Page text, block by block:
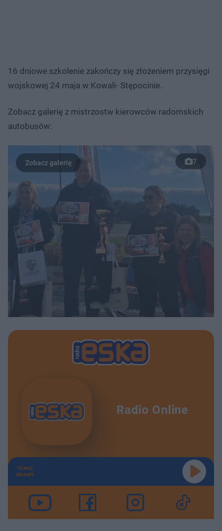
16 dniowe szkolenie zakończy się złożeniem przysięgi
wojskowej 24 maja w Kowali- Stępocinie.
Zobacz galerię z mistrzostw kierowców radomskich
autobusów:
7
Radio Online
TERAZ
GRAMY